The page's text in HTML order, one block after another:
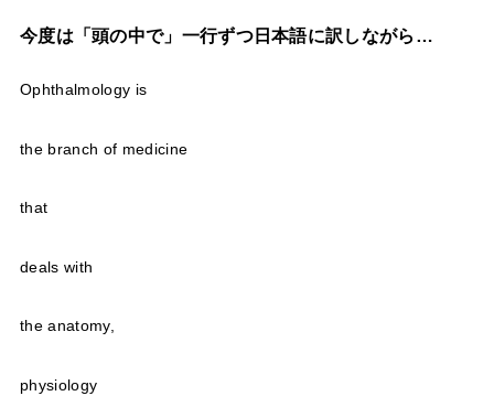
今度は「頭の中で」一行ずつ日本語に訳しながら…
Ophthalmology is
the branch of medicine
that
deals with
the anatomy,
physiology